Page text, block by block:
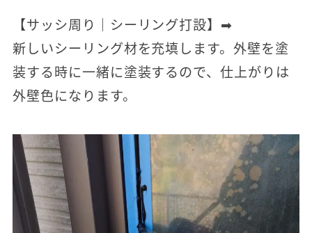
【サッシ周り｜シーリング打設】➡
新しいシーリング材を充填します。外壁を塗
装する時に一緒に塗装するので、仕上がりは
外壁色になります。